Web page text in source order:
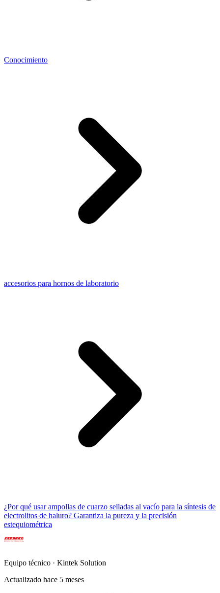
Conocimiento
accesorios para hornos de laboratorio
¿Por qué usar ampollas de cuarzo selladas al vacío para la síntesis de
electrolitos de haluro? Garantiza la pureza y la precisión
estequiométrica
Equipo técnico · Kintek Solution
Actualizado hace 5 meses